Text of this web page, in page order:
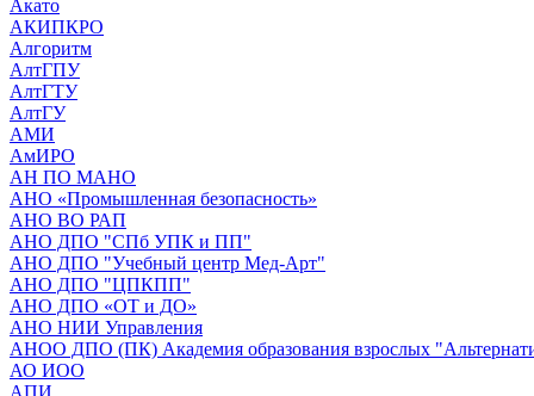
Акато
АКИПКРО
Алгоритм
АлтГПУ
АлтГТУ
АлтГУ
АМИ
АмИРО
АН ПО МАНО
АНО «Промышленная безопасность»
АНО ВО РАП
АНО ДПО "СПб УПК и ПП"
АНО ДПО "Учебный центр Мед-Арт"
АНО ДПО "ЦПКПП"
АНО ДПО «ОТ и ДО»
АНО НИИ Управления
АНОО ДПО (ПК) Академия образования взрослых
АО ИОО
АПИ